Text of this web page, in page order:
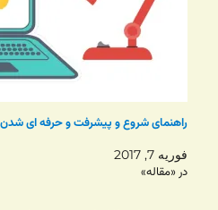
راهنمای شروع و پیشرفت و حرفه ای شدن
فوریه 7, 2017
در «مقاله»